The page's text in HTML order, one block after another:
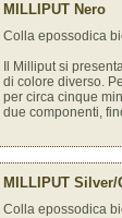
MILLIPUT Nero
Colla epossodica
Il Milliput si
di colore diverso.
per circa cinque
due componenti,
MILLIPUT Silver/
Colla epossodica